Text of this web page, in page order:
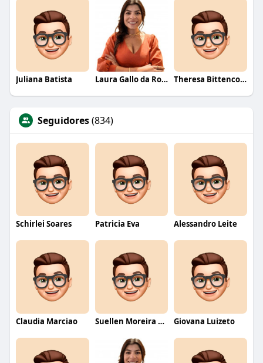
Juliana Batista Laura Gallo da Rosa Theresa Bittencourt
Seguidores(834)
Schirlei Soares Patricia Eva Alessandro Leite
Claudia Marciao Suellen Moreira Parente de Oliveira Giovana Luizeto